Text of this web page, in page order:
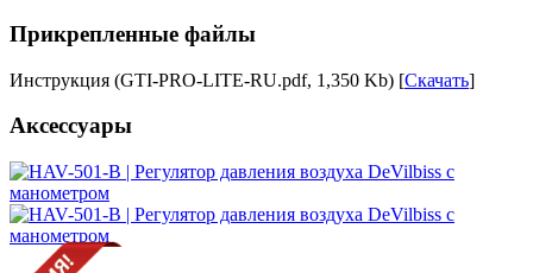
Прикрепленные файлы
Инструкция (GTI-PRO-LITE-RU.pdf, 1,350 Kb) [Скачать]
Аксессуары